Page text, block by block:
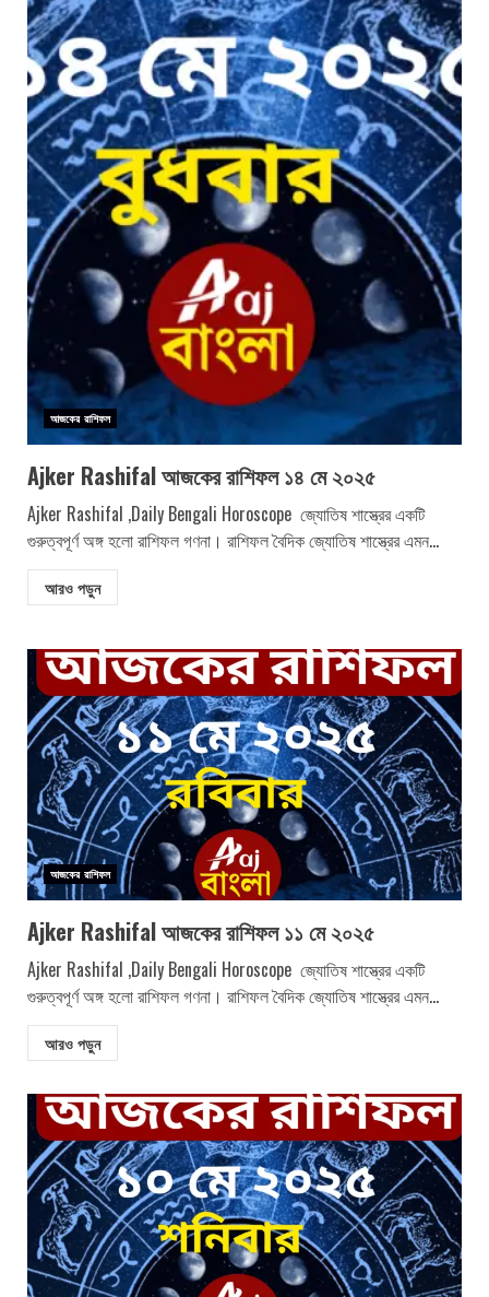
আজকের রাশিফল
Ajker Rashifal আজকের রাশিফল ১৪ মে ২০২৫
Ajker Rashifal ,Daily Bengali Horoscope জ্যোতিষ শাস্ত্রের একটি
গুরুত্বপূর্ণ অঙ্গ হলো রাশিফল গণনা। রাশিফল বৈদিক জ্যোতিষ শাস্ত্রের এমন...
আরও পড়ুন
আজকের রাশিফল
Ajker Rashifal আজকের রাশিফল ১১ মে ২০২৫
Ajker Rashifal ,Daily Bengali Horoscope জ্যোতিষ শাস্ত্রের একটি
গুরুত্বপূর্ণ অঙ্গ হলো রাশিফল গণনা। রাশিফল বৈদিক জ্যোতিষ শাস্ত্রের এমন...
আরও পড়ুন